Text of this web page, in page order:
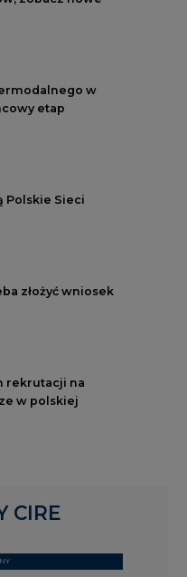
w
etap
Polskie Sieci
złożyć wniosek
rekrutacji na
w polskiej
CIRE